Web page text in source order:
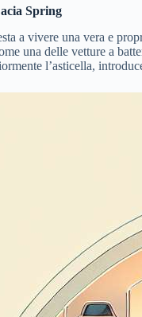
Spring
a vivere una vera e
una delle vetture a
l’asticella,